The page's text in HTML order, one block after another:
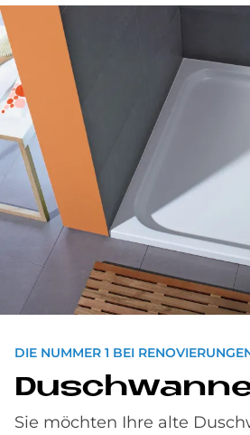
DIE NUMMER 1 BEI
Sie möchten Ihre alte